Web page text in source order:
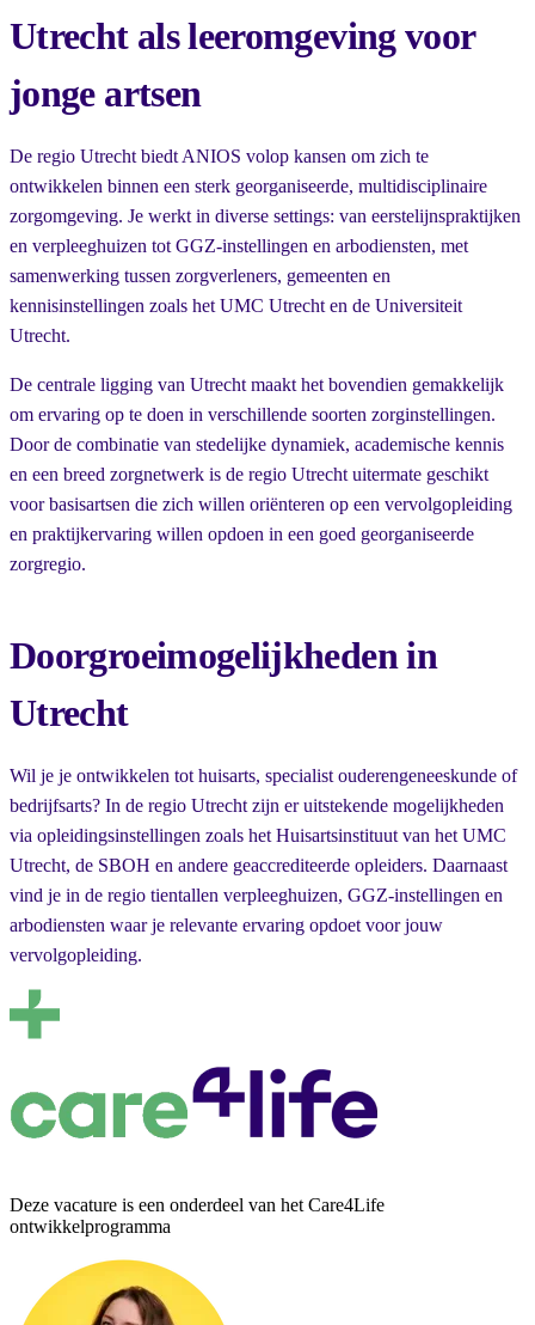
Utrecht als leeromgeving voor
jonge artsen
De regio Utrecht biedt ANIOS volop kansen om zich te
ontwikkelen binnen een sterk georganiseerde, multidisciplinaire
zorgomgeving. Je werkt in diverse settings: van eerstelijnspraktijken
en verpleeghuizen tot GGZ-instellingen en arbodiensten, met
samenwerking tussen zorgverleners, gemeenten en
kennisinstellingen zoals het UMC Utrecht en de Universiteit
Utrecht.
De centrale ligging van Utrecht maakt het bovendien gemakkelijk
om ervaring op te doen in verschillende soorten zorginstellingen.
Door de combinatie van stedelijke dynamiek, academische kennis
en een breed zorgnetwerk is de regio Utrecht uitermate geschikt
voor basisartsen die zich willen oriënteren op een vervolgopleiding
en praktijkervaring willen opdoen in een goed georganiseerde
zorgregio.
Doorgroeimogelijkheden in
Utrecht
Wil je je ontwikkelen tot huisarts, specialist ouderengeneeskunde of
bedrijfsarts? In de regio Utrecht zijn er uitstekende mogelijkheden
via opleidingsinstellingen zoals het Huisartsinstituut van het UMC
Utrecht, de SBOH en andere geaccrediteerde opleiders. Daarnaast
vind je in de regio tientallen verpleeghuizen, GGZ-instellingen en
arbodiensten waar je relevante ervaring opdoet voor jouw
vervolgopleiding.
Deze vacature is een onderdeel van het Care4Life
ontwikkelprogramma